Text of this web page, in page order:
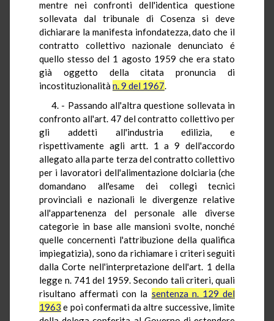
mentre nei confronti dell'identica questione
sollevata dal tribunale di Cosenza si deve
dichiarare la manifesta infondatezza, dato che il
contratto collettivo nazionale denunciato é
quello stesso del 1 agosto 1959 che era stato
già oggetto della citata pronuncia di
incostituzionalitàn. 9 del 1967.
4. - Passando all'altra questione sollevata in
confronto all'art. 47 del contratto collettivo per
gli addetti all'industria edilizia, e
rispettivamente agli artt. 1 a 9 dell'accordo
allegato alla parte terza del contratto collettivo
per i lavoratori dell'alimentazione dolciaria (che
domandano all'esame dei collegi tecnici
provinciali e nazionali le divergenze relative
all'appartenenza del personale alle diverse
categorie in base alle mansioni svolte, nonché
quelle concernenti l'attribuzione della qualifica
impiegatizia), sono da richiamare i criteri seguiti
dalla Corte nell'interpretazione dell'art. 1 della
legge n. 741 del 1959. Secondo tali criteri, quali
risultano affermati con la sentenza n. 129 del
1963 e poi confermati da altre successive, limite